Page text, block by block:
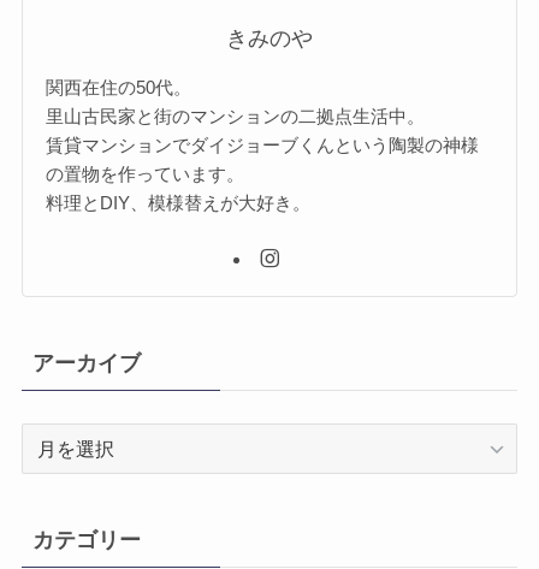
きみのや
関西在住の50代。
里山古民家と街のマンションの二拠点生活中。
賃貸マンションでダイジョーブくんという陶製の神様
の置物を作っています。
料理とDIY、模様替えが大好き。
アーカイブ
ブ
カテゴリー